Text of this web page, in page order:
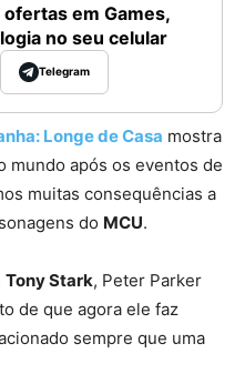
em Games,
no seu celular
Telegram
Longe de Casa mostra
mundo após os eventos de
muitas consequências a
do MCU.
Tony Stark, Peter Parker
de que agora ele faz
sempre que uma